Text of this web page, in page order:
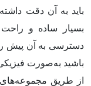
باید به آن دقت
بسیار ساده و
دسترسی به آن پیش
باشید به‌صورت
از طریق مجموعه‌های